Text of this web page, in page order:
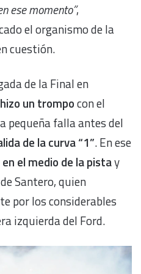
ese momento”,
el organismo de la
cuestión.
de la Final en
hizo un trompocon el
pequeña falla antes del
de la curva “1”. En ese
el medio de la pistay
de Santero, quien
por los considerables
izquierda del Ford.